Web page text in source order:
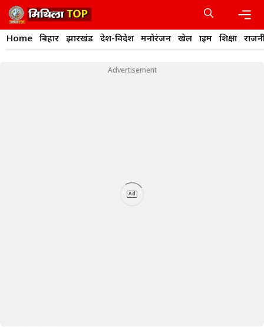
Skip
to
content
Home बिहार झारखंड देश-विदेश मनोरंजन खेल क्राइम शिक्षा
Advertisement
Ad